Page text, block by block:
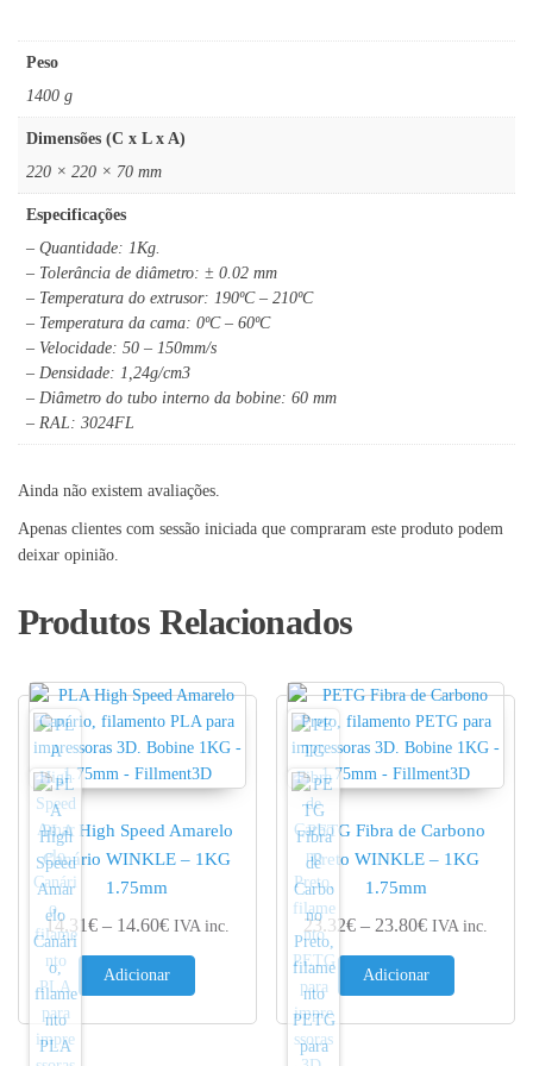
Peso
1400 g
Dimensões (C x L x A)
220 × 220 × 70 mm
Especificações
– Quantidade: 1Kg.
– Tolerância de diâmetro: ± 0.02 mm
– Temperatura do extrusor: 190ºC – 210ºC
– Temperatura da cama: 0ºC – 60ºC
– Velocidade: 50 – 150mm/s
– Densidade: 1,24g/cm3
– Diâmetro do tubo interno da bobine: 60 mm
– RAL: 3024FL
Ainda não existem avaliações.
Apenas clientes com sessão iniciada que compraram este produto podem
deixar opinião.
Produtos Relacionados
PLA High Speed Amarelo
Canário WINKLE – 1KG
1.75mm
14.31€ – 14.60€Price range: 14.31€ through 14.60€
IVA inc.
Adicionar
PETG Fibra de Carbono
Preto WINKLE – 1KG
1.75mm
23.32€ – 23.80€Price range:
IVA inc.
Adicionar